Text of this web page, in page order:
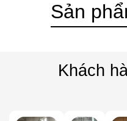
Sản
Khách